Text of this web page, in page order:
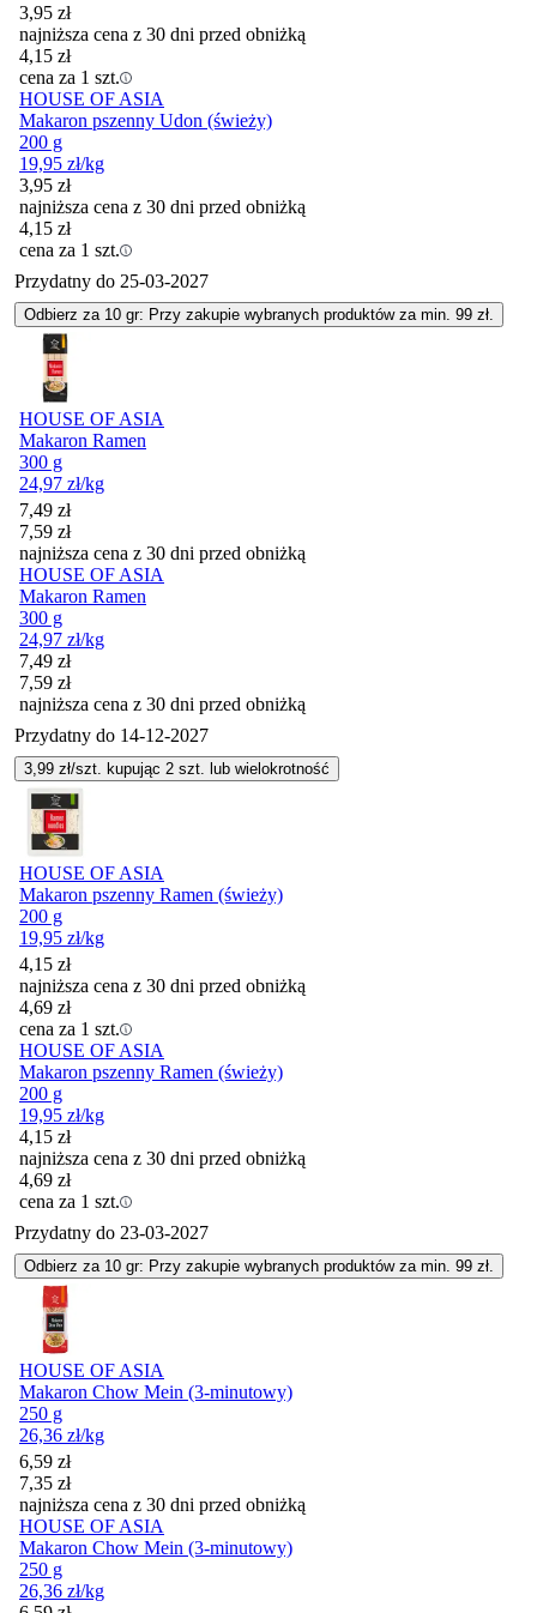
3,95 zł
najniższa cena z 30 dni przed obniżką
4,15 zł
cena za 1 szt.
HOUSE OF ASIA
Makaron pszenny Udon (świeży)
200 g
19,95 zł/kg
3,95 zł
najniższa cena z 30 dni przed obniżką
4,15 zł
cena za 1 szt.
Przydatny do 25-03-2027
Odbierz za 10 gr: Przy zakupie wybranych produktów za min. 99 zł.
HOUSE OF ASIA
Makaron Ramen
300 g
24,97 zł/kg
Cena promocyjna
7,49 zł
7,59 zł
najniższa cena z 30 dni przed obniżką
HOUSE OF ASIA
Makaron Ramen
300 g
24,97 zł/kg
Cena promocyjna
7,49 zł
7,59 zł
najniższa cena z 30 dni przed obniżką
Przydatny do 14-12-2027
3,99 zł/szt. kupując 2 szt. lub wielokrotność
HOUSE OF ASIA
Makaron pszenny Ramen (świeży)
200 g
19,95 zł/kg
4,15 zł
najniższa cena z 30 dni przed obniżką
4,69 zł
cena za 1 szt.
HOUSE OF ASIA
Makaron pszenny Ramen (świeży)
200 g
19,95 zł/kg
4,15 zł
najniższa cena z 30 dni przed obniżką
4,69 zł
cena za 1 szt.
Przydatny do 23-03-2027
Odbierz za 10 gr: Przy zakupie wybranych produktów za min. 99 zł.
HOUSE OF ASIA
Makaron Chow Mein (3-minutowy)
250 g
26,36 zł/kg
Cena promocyjna
6,59 zł
7,35 zł
najniższa cena z 30 dni przed obniżką
HOUSE OF ASIA
Makaron Chow Mein (3-minutowy)
250 g
26,36 zł/kg